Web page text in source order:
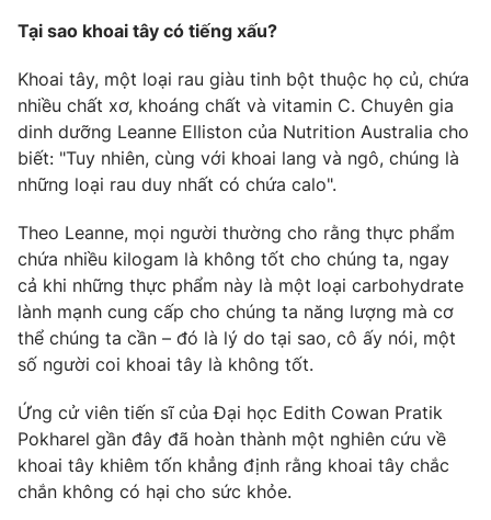
Khán giả
Giải sao mai
Điện ảnh
Âm nhạc
Sao
Du lịch
Làm đẹp
Chất lượng cuộc sống
Giáo dục
Tuyển sinh
Công nghệ
Hitech Công nghệ tương lai
Sản phẩm
Thị trường
Tư vấn
Giao lưu trực tuyến
Lịch phát sóng
Emagazine Podcast
Photo Infographic
Tại sao khoai tây có tiếng xấu?
Khoai tây, một loại rau giàu tinh bột thuộc họ củ, chứa
nhiều chất xơ, khoáng chất và vitamin C. Chuyên gia
dinh dưỡng Leanne Elliston của Nutrition Australia cho
biết: "Tuy nhiên, cùng với khoai lang và ngô, chúng là
những loại rau duy nhất có chứa calo".
Theo Leanne, mọi người thường cho rằng thực phẩm
chứa nhiều kilogam là không tốt cho chúng ta, ngay
cả khi những thực phẩm này là một loại carbohydrate
lành mạnh cung cấp cho chúng ta năng lượng mà cơ
thể chúng ta cần – đó là lý do tại sao, cô ấy nói, một
số người coi khoai tây là không tốt.
Ứng cử viên tiến sĩ của Đại học Edith Cowan Pratik
Pokharel gần đây đã hoàn thành một nghiên cứu về
khoai tây khiêm tốn khẳng định rằng khoai tây chắc
chắn không có hại cho sức khỏe.